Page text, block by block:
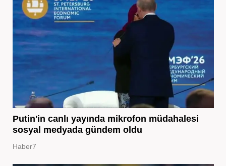
Putin'in canlı yayında mikrofon müdahalesi
sosyal medyada gündem oldu
Haber7